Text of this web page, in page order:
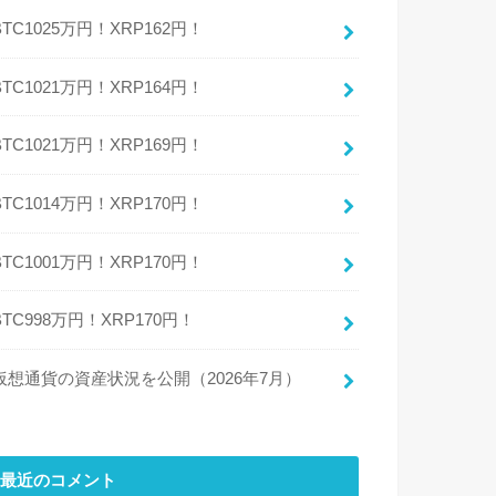
万円！XRP162円！
万円！XRP164円！
万円！XRP169円！
万円！XRP170円！
万円！XRP170円！
万円！XRP170円！
想通貨の資産状況を公開（2026年7月）
最近のコメント